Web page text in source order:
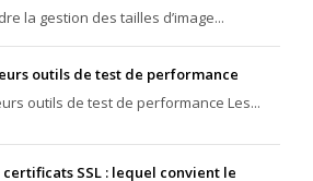
la gestion des tailles d’image...
outils de test de performance
outils de test de performance Les...
certificats SSL : lequel convient le